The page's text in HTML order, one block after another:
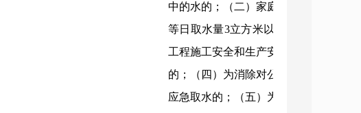
中的水的；（二）家庭生活和零星散养
等日取水量3立方米以下的；（三）为
工程施工安全和生产安全必须进行临时
的；（四）为消除对公共安全或者公共
应急取水的；（五）为农业抗旱和维护